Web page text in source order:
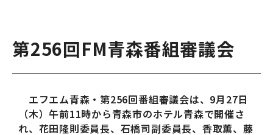
第256回FM青森番組審議会
エフエム青森・第256回番組審議会は、9月27日
（木）午前11時から青森市のホテル青森で開催さ
れ、花田隆則委員長、石橋司副委員長、香取薫、藤